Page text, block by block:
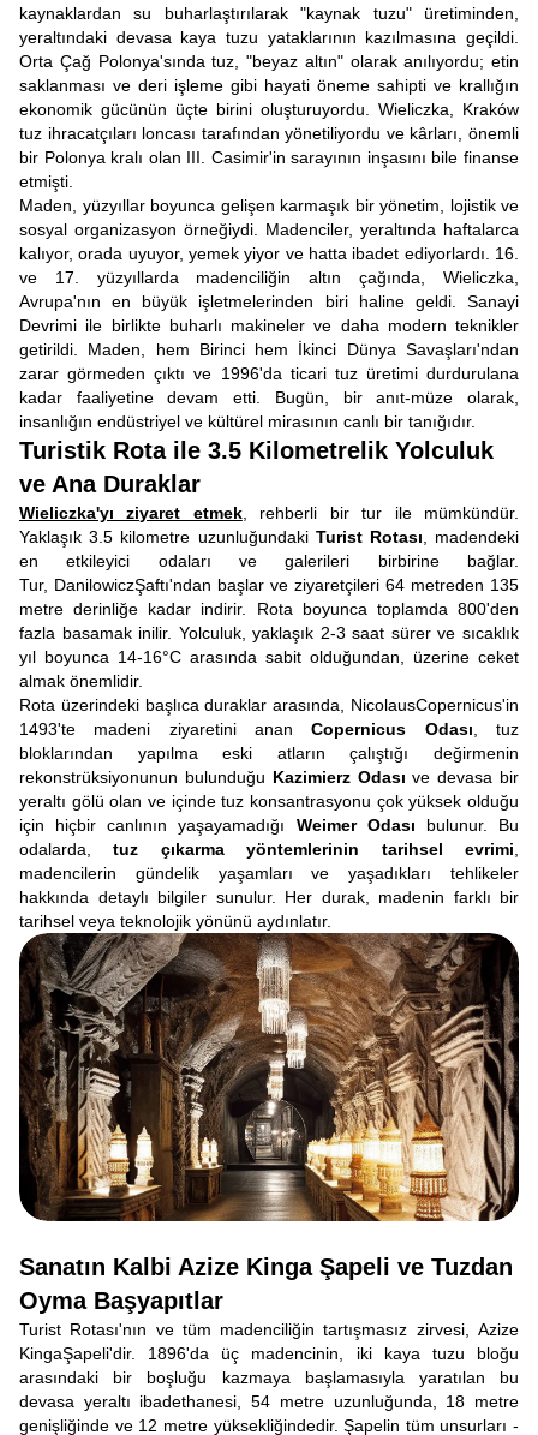
kaynaklardan su buharlaştırılarak "kaynak tuzu" üretiminden,
yeraltındaki devasa kaya tuzu yataklarının kazılmasına geçildi.
Orta Çağ Polonya'sında tuz, "beyaz altın" olarak anılıyordu; etin
saklanması ve deri işleme gibi hayati öneme sahipti ve krallığın
ekonomik gücünün üçte birini oluşturuyordu. Wieliczka, Kraków
tuz ihracatçıları loncası tarafından yönetiliyordu ve kârları, önemli
bir Polonya kralı olan III. Casimir'in sarayının inşasını bile finanse
etmişti.
Maden, yüzyıllar boyunca gelişen karmaşık bir yönetim, lojistik ve
sosyal organizasyon örneğiydi. Madenciler, yeraltında haftalarca
kalıyor, orada uyuyor, yemek yiyor ve hatta ibadet ediyorlardı. 16.
ve 17. yüzyıllarda madenciliğin altın çağında, Wieliczka,
Avrupa'nın en büyük işletmelerinden biri haline geldi. Sanayi
Devrimi ile birlikte buharlı makineler ve daha modern teknikler
getirildi. Maden, hem Birinci hem İkinci Dünya Savaşları'ndan
zarar görmeden çıktı ve 1996'da ticari tuz üretimi durdurulana
kadar faaliyetine devam etti. Bugün, bir anıt-müze olarak,
insanlığın endüstriyel ve kültürel mirasının canlı bir tanığıdır.
Turistik Rota ile 3.5 Kilometrelik Yolculuk
ve Ana Duraklar
Wieliczka'yı ziyaret etmek, rehberli bir tur ile mümkündür.
Yaklaşık 3.5 kilometre uzunluğundaki Turist Rotası , madendeki
en etkileyici odaları ve galerileri birbirine bağlar.
Tur, DanilowiczŞaftı'ndan başlar ve ziyaretçileri 64 metreden 135
metre derinliğe kadar indirir. Rota boyunca toplamda 800'den
fazla basamak inilir. Yolculuk, yaklaşık 2-3 saat sürer ve sıcaklık
yıl boyunca 14-16°C arasında sabit olduğundan, üzerine ceket
almak önemlidir.
Rota üzerindeki başlıca duraklar arasında, NicolausCopernicus'in
1493'te madeni ziyaretini ananCopernicus Odası , tuz
bloklarından yapılma eski atların çalıştığı değirmenin
rekonstrüksiyonunun bulunduğu Kazimierz Odası ve devasa bir
yeraltı gölü olan ve içinde tuz konsantrasyonu çok yüksek olduğu
için hiçbir canlının yaşayamadığı Weimer Odası bulunur. Bu
odalarda,tuz çıkarma yöntemlerinin tarihsel evrimi
madencilerin gündelik yaşamları ve yaşadıkları tehlikeler
hakkında detaylı bilgiler sunulur. Her durak, madenin farklı bir
tarihsel veya teknolojik yönünü aydınlatır.
Sanatın Kalbi Azize Kinga Şapeli ve Tuzdan
Oyma Başyapıtlar
Turist Rotası'nın ve tüm madenciliğin tartışmasız zirvesi, Azize
KingaŞapeli'dir. 1896'da üç madencinin, iki kaya tuzu bloğu
arasındaki bir boşluğu kazmaya başlamasıyla yaratılan bu
devasa yeraltı ibadethanesi, 54 metre uzunluğunda, 18 metre
genişliğinde ve 12 metre yüksekliğindedir. Şapelin tüm unsurları -